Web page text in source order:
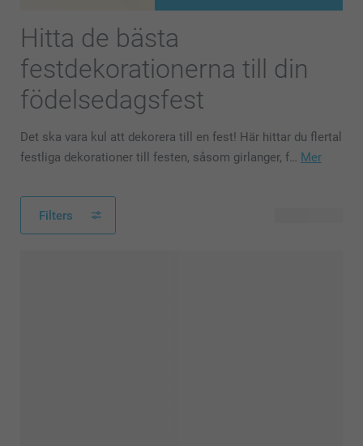
Hitta de bästa
festdekorationerna till din
födelsedagsfest
Det ska vara kul att dekorera till en fest! Här hittar du flertal
festliga dekorationer till festen, såsom girlanger, f… Mer
Filters